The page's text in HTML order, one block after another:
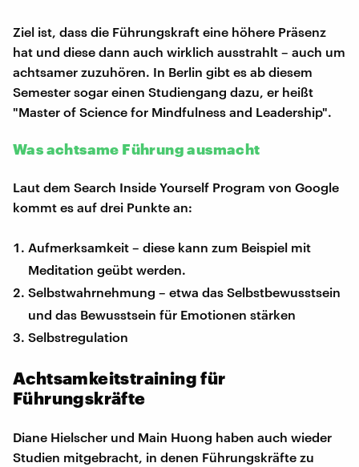
Ziel ist, dass die Führungskraft eine höhere Präsenz
hat und diese dann auch wirklich ausstrahlt – auch um
achtsamer zuzuhören. In Berlin gibt es ab diesem
Semester sogar einen Studiengang dazu, er heißt
"Master of Science for Mindfulness and Leadership".
Was achtsame Führung ausmacht
Laut dem Search Inside Yourself Program von Google
kommt es auf drei Punkte an:
Aufmerksamkeit – diese kann zum Beispiel mit
Meditation geübt werden.
Selbstwahrnehmung – etwa das Selbstbewusstsein
und das Bewusstsein für Emotionen stärken
Selbstregulation
Achtsamkeitstraining für
Führungskräfte
Diane Hielscher und Main Huong haben auch wieder
Studien mitgebracht, in denen Führungskräfte zu